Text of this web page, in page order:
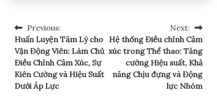
Post
navigation
Previous:
Huấn Luyện Tâm Lý cho
Vận Động Viên: Làm Chủ
Điều Chỉnh Cảm Xúc, Sự
Kiên Cường và Hiệu Suất
Dưới Áp Lực
Next:
Hệ thống Điều chỉnh Cảm
xúc trong Thể thao: Tăng
cường Hiệu suất, Khả
năng Chịu đựng và Động
lực Nhóm